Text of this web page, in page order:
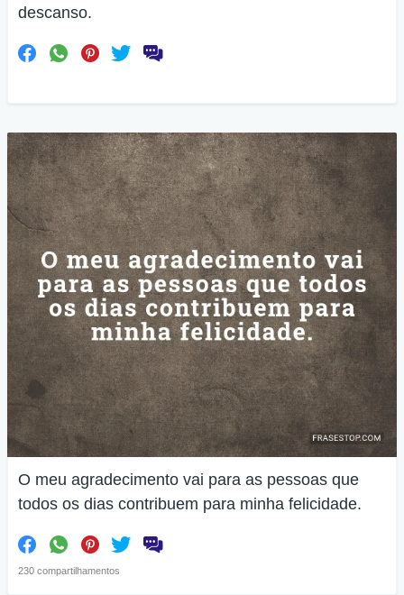
descanso.
O meu agradecimento vai para as pessoas que
todos os dias contribuem para minha felicidade.
230 compartilhamentos